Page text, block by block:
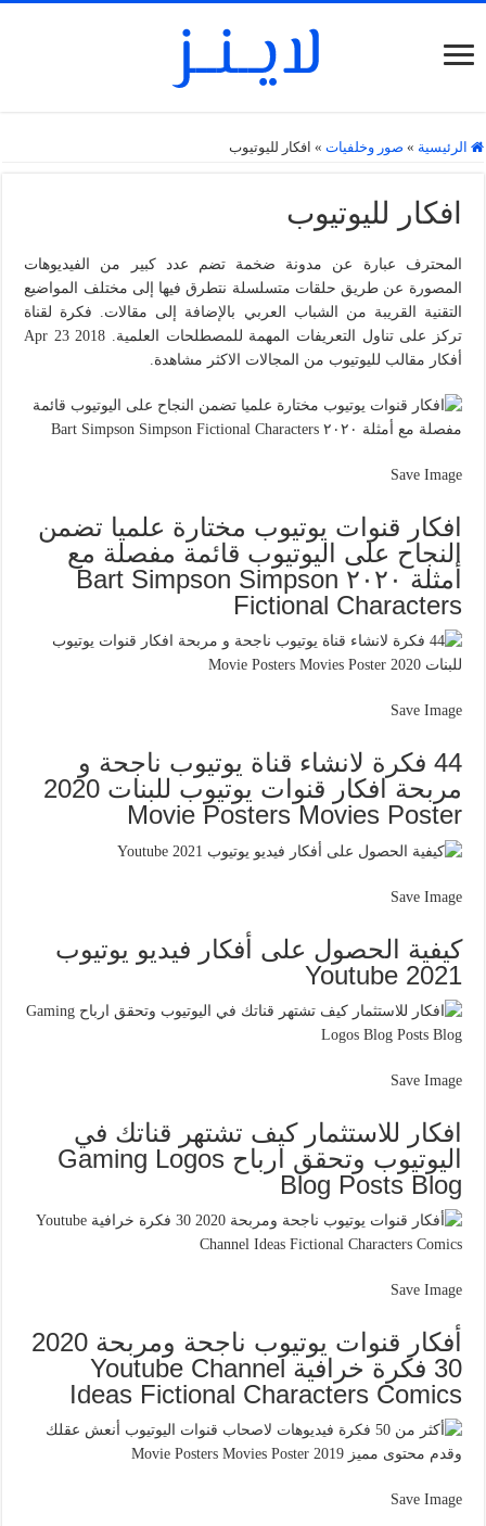
الرئيسية » صور وخلفيات » افكار لليوتيوب
افكار لليوتيوب
المحترف عبارة عن مدونة ضخمة تضم عدد كبير من الفيديوهات
المصورة عن طريق حلقات متسلسلة نتطرق فيها إلى مختلف المواضيع
التقنية القريبة من الشباب العربي بالإضافة إلى مقالات. فكرة لقناة
تركز على تناول التعريفات المهمة للمصطلحات العلمية. Apr 23 2018
أفكار مقالب لليوتيوب من المجالات الاكثر مشاهدة.
Save Image
افكار قنوات يوتيوب مختارة علميا تضمن
النجاح على اليوتيوب قائمة مفصلة مع
أمثلة ٢٠٢٠ Bart Simpson Simpson
Fictional Characters
Save Image
44 فكرة لانشاء قناة يوتيوب ناجحة و
مربحة افكار قنوات يوتيوب للبنات 2020
Movie Posters Movies Poster
Save Image
كيفية الحصول على أفكار فيديو يوتيوب
2021 Youtube
Save Image
افكار للاستثمار كيف تشتهر قناتك في
اليوتيوب وتحقق ارباح Gaming Logos
Blog Posts Blog
Save Image
أفكار قنوات يوتيوب ناجحة ومربحة 2020
30 فكرة خرافية Youtube Channel
Ideas Fictional Characters Comics
Save Image